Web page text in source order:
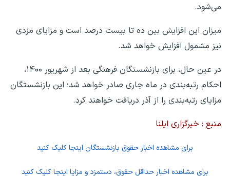
می‌شود.
میزان این افزایش بین ده تا بیست درصد است و مزایای مزدی
نیز مشمول افزایش خواهد شد.
در عین حال، برای بازنشستگان فرهنگی بعد از شهریور ۱۴۰۰،
احکام رتبه‌بندی در ماه جاری صادر خواهد شد؛ این بازنشستگان
مزایای رتبه‌بندی را از آذر دریافت خواهند کرد.
منبع : خبرگزاری ایلنا
برای مشاهده اخبار حقوق بازنشستگان اینجا کلیک کنید
برای مشاهده اخبار حداقل حقوق، دستمزد و مزایا اینجا کلیک کنید